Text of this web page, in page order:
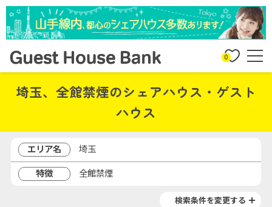
0
埼玉、全館禁煙のシェアハウス・ゲスト
ハウス
エリア名
埼玉
特徴
全館禁煙
検索条件を変更する